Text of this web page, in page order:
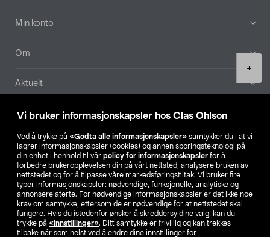
Vi bruker informasjonskapsler hos Clas Ohlson
Ved å trykke på «Godta alle informasjonskapsler» samtykker du i at vi
lagrer informasjonskapsler (cookies) og annen sporingsteknologi på
din enhet i henhold til vår policy for informasjonskapsler for å
forbedre brukeropplevelsen din på vårt nettsted, analysere bruken av
nettstedet og for å tilpasse våre markedsføringstiltak. Vi bruker fire
typer informasjonskapsler: nødvendige, funksjonelle, analytiske og
annonserelaterte. For nødvendige informasjonskapsler er det ikke noe
krav om samtykke, ettersom de er nødvendige for at nettstedet skal
fungere. Hvis du istedenfor ønsker å skreddersy dine valg, kan du
trykke på «Innstillinger». Ditt samtykke er frivillig og kan trekkes
tilbake når som helst ved å endre dine innstillinger for
+
Min konto
Om
Aktuelt
Våre selskaper
Finn din butikk
SE NO FI